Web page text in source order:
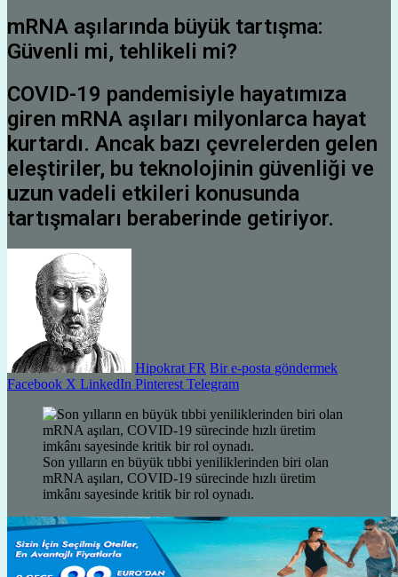
mRNA aşılarında büyük tartışma:
Güvenli mi, tehlikeli mi?
COVID-19 pandemisiyle hayatımıza
giren mRNA aşıları milyonlarca hayat
kurtardı. Ancak bazı çevrelerden gelen
eleştiriler, bu teknolojinin güvenliği ve
uzun vadeli etkileri konusunda
tartışmaları beraberinde getiriyor.
Hipokrat FR Bir e-posta göndermek
Facebook X LinkedIn Pinterest Telegram
Son yılların en büyük tıbbi yeniliklerinden biri olan
mRNA aşıları, COVID-19 sürecinde hızlı üretim
imkânı sayesinde kritik bir rol oynadı.